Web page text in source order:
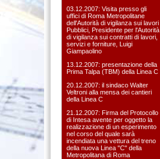
03.12.2007: Visita presso gli
uffici di Roma Metropolitane
dell'Autorità di vigilanza sui lavori
Pubblici, Presidente per l'Autorità
di vigilanza sui contratti di lavori,
servizi e forniture, Luigi
Giampaolino
13.12.2007: presentazione della
Prima Talpa (TBM) della Linea C
20.12.2007: il sindaco Walter
Veltroni alla mensa dei cantieri
della Linea C
21.12.2007: Firma del Protocollo
di Intesa avente per oggetto la
realizzazione di un esperimento
nel corso del quale sarà
incendiata una vettura del treno
della nuova Linea "C" della
Metropolitana di Roma